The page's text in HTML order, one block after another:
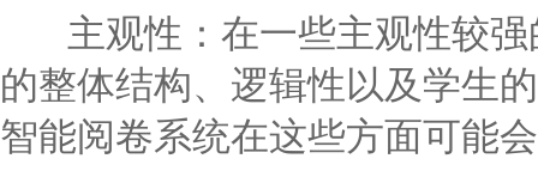
主观性：在一些主观性较强
的整体结构、逻辑性以及学生
智能阅卷系统在这些方面可能